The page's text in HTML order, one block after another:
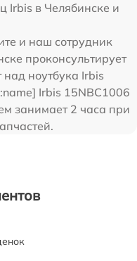
Irbis в Челябинске и
и наш сотрудник
проконсультирует
над ноутбука Irbis
Irbis 15NBC1006
занимает 2 часа при